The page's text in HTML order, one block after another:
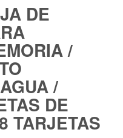
DE
/
/
DE
TARJETAS